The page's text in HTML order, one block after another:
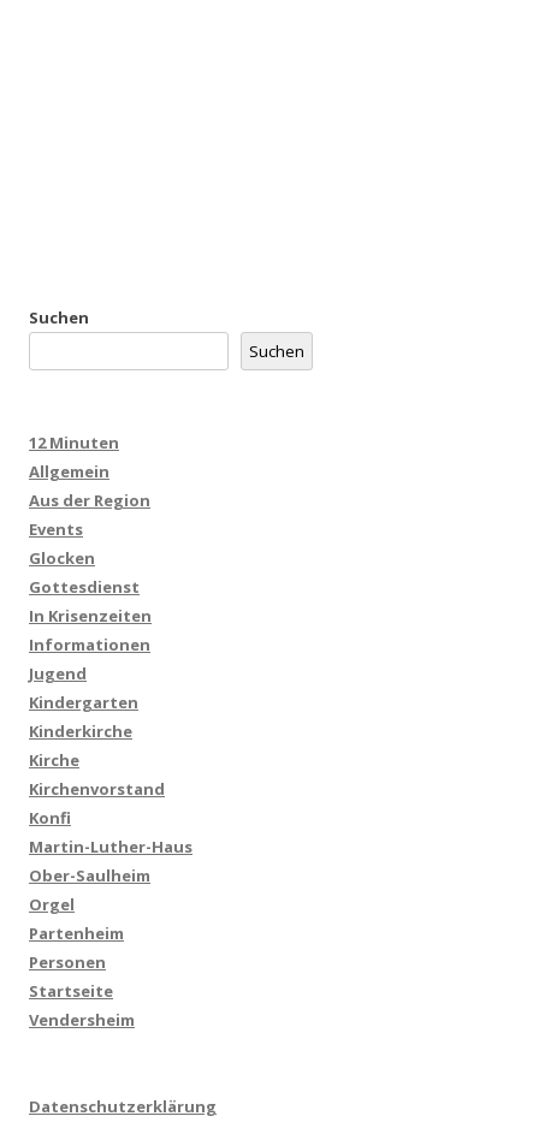
Suchen
Suchen
12 Minuten
Allgemein
Aus der Region
Events
Glocken
Gottesdienst
In Krisenzeiten
Informationen
Jugend
Kindergarten
Kinderkirche
Kirche
Kirchenvorstand
Konfi
Martin-Luther-Haus
Ober-Saulheim
Orgel
Partenheim
Personen
Startseite
Vendersheim
Datenschutzerklärung